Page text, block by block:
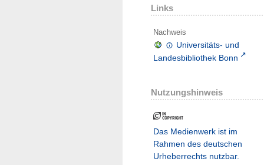
Links
Nachweis
Universitäts- und
Landesbibliothek Bonn
Nutzungshinweis
Das Medienwerk ist im
Rahmen des deutschen
Urheberrechts nutzbar.